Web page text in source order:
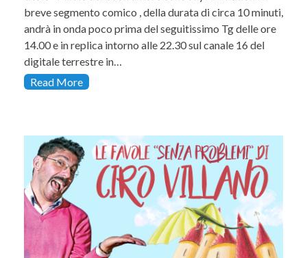
breve segmento comico , della durata di circa 10 minuti,
andrà in onda poco prima del seguitissimo Tg delle ore
14.00 e in replica intorno alle 22.30 sul canale 16 del
digitale terrestre in…
Read More